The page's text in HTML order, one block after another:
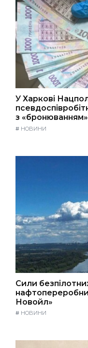
У Харкові
з «бронюванням»
# НОВИНИ
Сили
Новойл»
# НОВИНИ